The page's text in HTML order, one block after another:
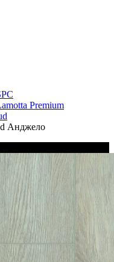
Premium
Анджело